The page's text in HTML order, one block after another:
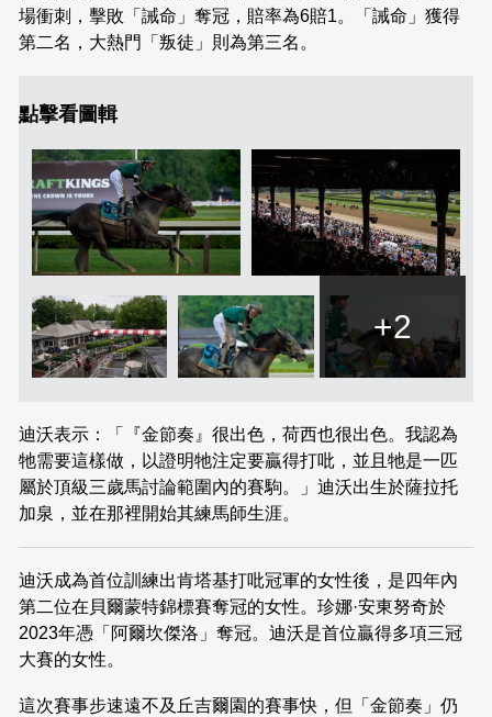
場衝刺，擊敗「誡命」奪冠，賠率為6賠1。「誡命」獲得
第二名，大熱門「叛徒」則為第三名。
點擊看圖輯
+2
迪沃表示：「『金節奏』很出色，荷西也很出色。我認為
牠需要這樣做，以證明牠注定要贏得打吡，並且牠是一匹
屬於頂級三歲馬討論範圍內的賽駒。」迪沃出生於薩拉托
加泉，並在那裡開始其練馬師生涯。
迪沃成為首位訓練出肯塔基打吡冠軍的女性後，是四年內
第二位在貝爾蒙特錦標賽奪冠的女性。珍娜·安東努奇於
2023年憑「阿爾坎傑洛」奪冠。迪沃是首位贏得多項三冠
大賽的女性。
這次賽事步速遠不及丘吉爾園的賽事快，但「金節奏」仍